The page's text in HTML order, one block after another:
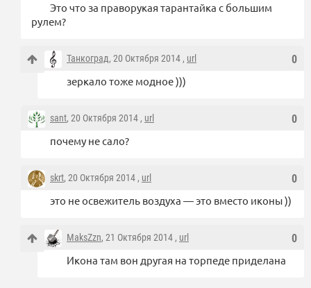
Это что за праворукая тарантайка с большим
рулем?
0
Танкоград, 20 Октября 2014 , url
зеркало тоже модное )))
0
sant, 20 Октября 2014 , url
почему не сало?
0
skrt, 20 Октября 2014 , url
это не освежитель воздуха — это вместо иконы ))
0
MaksZzn, 21 Октября 2014 , url
Икона там вон другая на торпеде приделана